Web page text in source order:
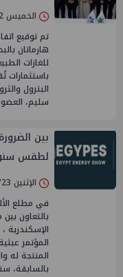
الخميس 02/أبريل/2026 - 10:14 ص
تم توقيع
هارماتان
للغازات
باستثمارات
البترول
سليم،
بين
لطقس
الإثنين 23/مارس/2026 - 12:22 ص
في مطلع
بالتعاون
الإسكندرية
المؤتمر
المنتجة له
بالسابقة،